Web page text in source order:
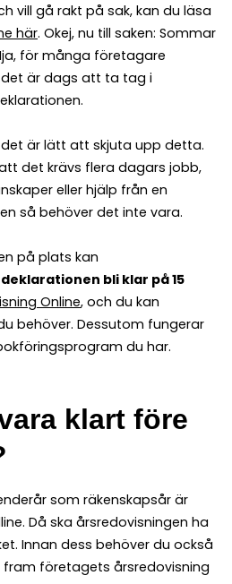
vill gå rakt på sak, kan du läsa
här. Okej, nu till saken: Sommar
för många företagare
är dags att ta tag i
är lätt att skjuta upp detta.
det krävs flera dagars jobb,
eller hjälp från en
så behöver det inte vara.
på plats kan
bli klar på 15
Online, och du kan
behöver. Dessutom fungerar
du har.
klart före
som räkenskapsår är
Då ska årsredovisningen ha
Innan dess behöver du också
företagets årsredovisning